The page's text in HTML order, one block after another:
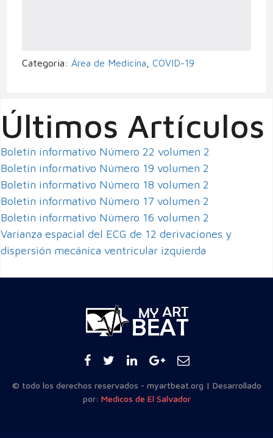
Categoria: Área de Medicina COVID-19
Últimos Artículos
Boletin informativo Número 22 volumen 2
Boletin informativo Número 19 volumen 2
Boletin informativo Número 18 volumen 2
Boletin informativo Número 17 volumen 2
Boletin informativo Número 16 volumen 2
Varianza espacial del ECG de 12 derivaciones y
dispersión mecánica ventricular izquierda
© todo los derechos reservados - myartbeat.org | Desarrollado
por: Medicos de El Salvador